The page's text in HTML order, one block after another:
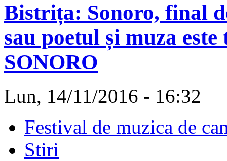
Bistrița: Sonoro, final
sau poetul și muza
SONORO
Lun, 14/11/2016 - 16:32
Festival de muzica de
Stiri